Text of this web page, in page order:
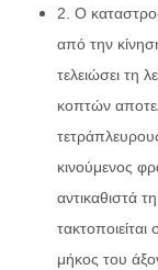
2. Ο
από την
τελειώσει τη
κοπτών
κινούμενος
αντικαθιστά
μήκος του